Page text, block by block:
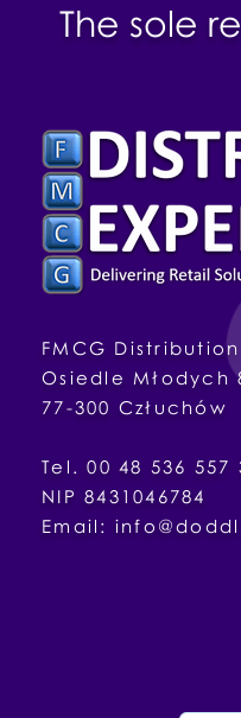
The sole
FMCG
Osiedle Młodych
77-300 Człuchów
Tel. 00 48
NIP 8431046784
Email: